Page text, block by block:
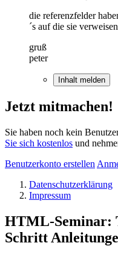
die referenzfelder
´s auf die sie verweisen
gruß
peter
Inhalt melden
Jetzt mitmachen!
Sie haben noch kein
Sie sich kostenlos und
Benutzerkonto erstellen
Datenschutzerklärung
Impressum
HTML-Seminar:
Schritt